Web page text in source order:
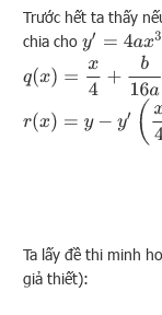
Trước hết ta thấy
chia choy′=4a x3+3b
(x = +b16
x = b 16 a)
Ta lấy đề thi minh
giả thiết):